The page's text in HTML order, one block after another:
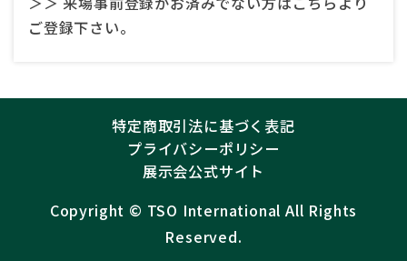
ご登録下さい。
特定商取引法に基づく表記
プライバシーポリシー
展示会公式サイト
Copyright ©︎ TSO International All Rights
Reserved.